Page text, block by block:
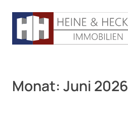
Monat: Juni 2026